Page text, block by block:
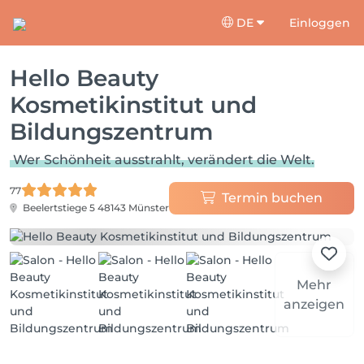
DE Einloggen
Hello Beauty
Kosmetikinstitut und
Bildungszentrum
Wer Schönheit ausstrahlt, verändert die Welt.
77
Beelertstiege 5 48143 Münster
Termin buchen
Mehr
anzeigen